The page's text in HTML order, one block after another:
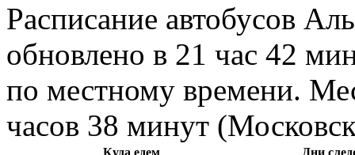
Расписание автобусов
обновлено в 21 час 42
по местному времени.
часов 38 минут
Куда едем
Дни